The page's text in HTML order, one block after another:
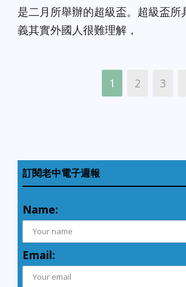
是二月所舉辦的超級盃。超級盃所
義其實外國人很難理解，
1 2 3
訂閱老中電子週報
Name:
Email: